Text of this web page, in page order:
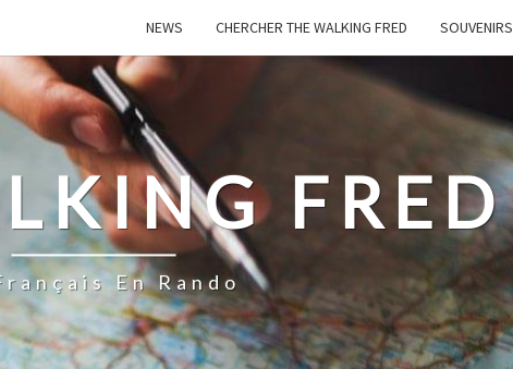
NEWS CHERCHER THE WALKING FRED SOUVENIRS
FRED
En Rando